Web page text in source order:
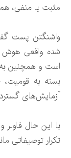
مثبت یا منفی،
واشنگتن پست
شده واقعی هوش
است و همچنین
بسته به
آزمایش‌های
با این حال
تکرار توصیفاتی